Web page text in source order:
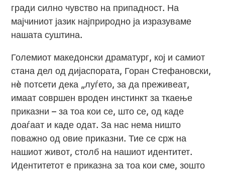
гради силно чувство на припадност. На
мајчиниот јазик најприродно ја изразуваме
нашата суштина.
Големиот македонски драматург, кој и самиот
стана дел од дијаспората, Горан Стефановски,
нè потсети дека „луѓето, за да преживеат,
имаат совршен вроден инстинкт за ткаење
приказни – за тоа кои се, што се, од каде
доаѓаат и каде одат. За нас нема ништо
поважно од овие приказни. Тие се срж на
нашиот живот, столб на нашиот идентитет.
Идентитетот е приказна за тоа кои сме, зошто